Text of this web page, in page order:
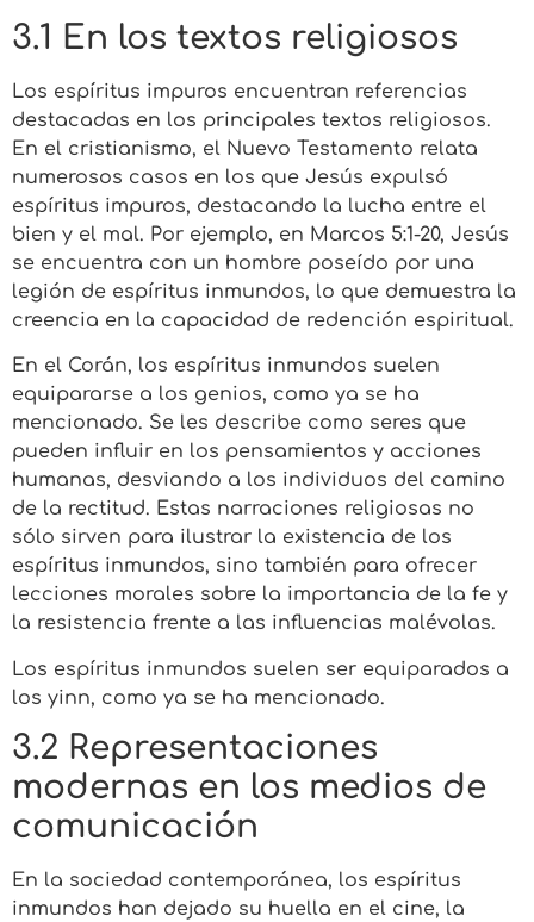
3.1 En los textos religiosos
Los espíritus impuros encuentran referencias
destacadas en los principales textos religiosos.
En el cristianismo, el Nuevo Testamento relata
numerosos casos en los que Jesús expulsó
espíritus impuros, destacando la lucha entre el
bien y el mal. Por ejemplo, en Marcos 5:1-20, Jesús
se encuentra con un hombre poseído por una
legión de espíritus inmundos, lo que demuestra la
creencia en la capacidad de redención espiritual.
En el Corán, los espíritus inmundos suelen
equipararse a los genios, como ya se ha
mencionado. Se les describe como seres que
pueden influir en los pensamientos y acciones
humanas, desviando a los individuos del camino
de la rectitud. Estas narraciones religiosas no
sólo sirven para ilustrar la existencia de los
espíritus inmundos, sino también para ofrecer
lecciones morales sobre la importancia de la fe y
la resistencia frente a las influencias malévolas.
Los espíritus inmundos suelen ser equiparados a
los yinn, como ya se ha mencionado.
3.2 Representaciones
modernas en los medios de
comunicación
En la sociedad contemporánea, los espíritus
inmundos han dejado su huella en el cine, la